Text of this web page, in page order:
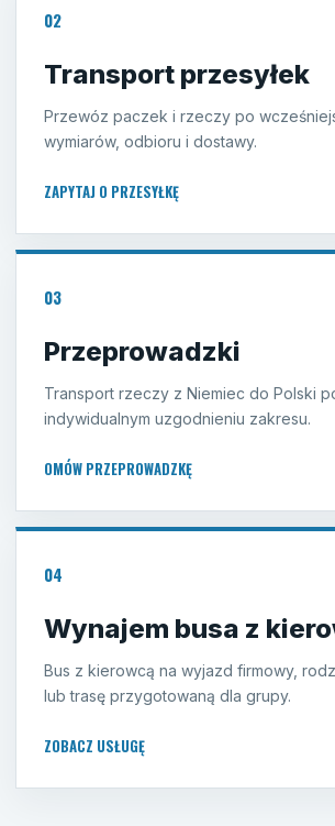
02
Transport przesyłek
Przewóz paczek i rzeczy po
wymiarów, odbioru i dostawy.
ZAPYTAJ O PRZESYŁKĘ
03
Przeprowadzki
Transport rzeczy z Niemiec do Polski
indywidualnym uzgodnieniu zakresu.
OMÓW PRZEPROWADZKĘ
04
Wynajem busa z
Bus z kierowcą na wyjazd firmowy,
lub trasę przygotowaną dla grupy.
ZOBACZ USŁUGĘ